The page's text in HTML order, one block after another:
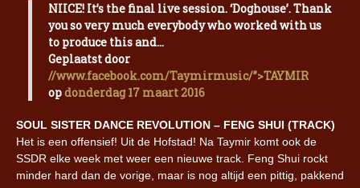
NIICE! It’s the final live session. ‘Doghouse’. Thank
you so very much everybody who worked with us
to produce this and…
Geplaatst door
//www.facebook.com/Taymirmusic/”>TAYMIR
opdonderdag 17 maart 2016
SOUL SISTER DANCE REVOLUTION – FENG SHUI (TRACK)
Het is een offensief! Uit de Hofstad! Na Taymir komt ook de
SSDR elke week met weer een nieuwe track. Feng Shui rockt
minder hard dan de vorige, maar is nog altijd een pittig, pakkend